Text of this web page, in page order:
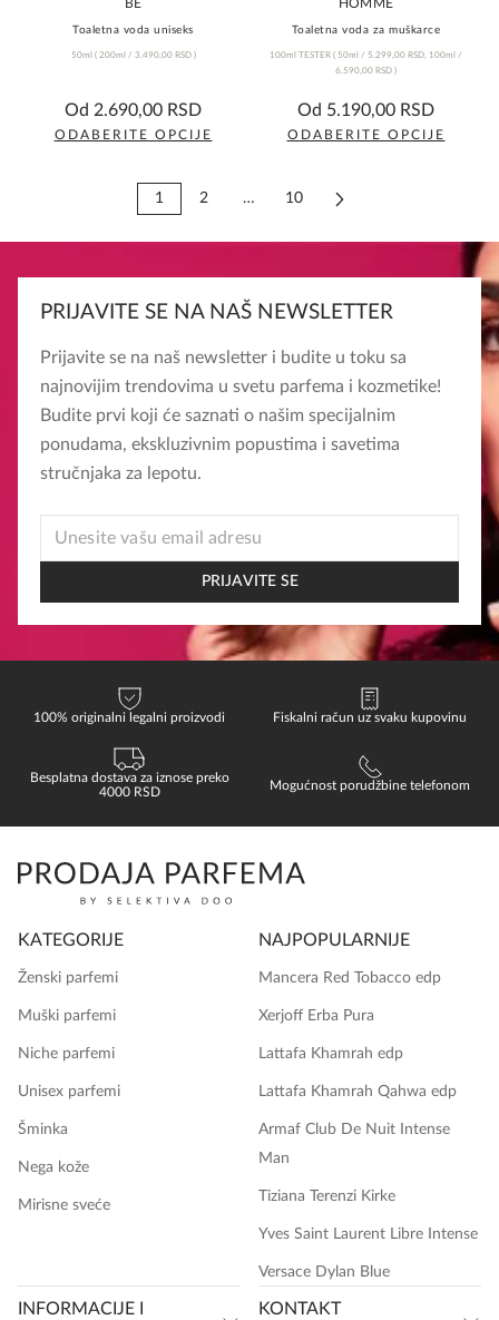
proizvoda.
proizvoda.
BE
Toaletna voda uniseks
50ml ( 200ml / 3.490,00 RSD)
0,0
rating
Od 2.690,00 RSD
ODABERITE OPCIJE
proizvod
ima
više
Opcije
biti
izabrane
na
stranici
proizvoda.
HOMME
Toaletna voda za muškarce
100ml TESTER ( 50ml / 5.299,00 RSD, 100ml /
6.590,00 RSD
0,0
rating
Od 5.190,00 RSD
ODABERITE OPCIJE
više
Opcije
biti
izabrane
na
stranici
1 2 … 10
PRIJAVITE SE NA NAŠ NEWSLETTER
Prijavite se na naš newsletter i budite u toku sa
najnovijim trendovima u svetu parfema i kozmetike!
Budite prvi koji će saznati o našim specijalnim
ponudama, ekskluzivnim popustima i savetima
stručnjaka za lepotu.
EMAIL
PRIJAVITE SE
100% originalni legalni proizvodi Fiskalni račun uz svaku kupovinu
Besplatna dostava za iznose preko
4000 RSD
Mogućnost porudžbine telefonom
KATEGORIJE
Ženski parfemi
Muški parfemi
Niche parfemi
Unisex parfemi
Šminka
Nega kože
Mirisne sveće
NAJPOPULARNIJE
Mancera Red Tobacco edp
Xerjoff Erba Pura
Lattafa Khamrah edp
Lattafa Khamrah Qahwa edp
Armaf Club De Nuit Intense
Man
Tiziana Terenzi Kirke
Yves Saint Laurent Libre Intense
Versace Dylan Blue
INFORMACIJE I KONTAKT